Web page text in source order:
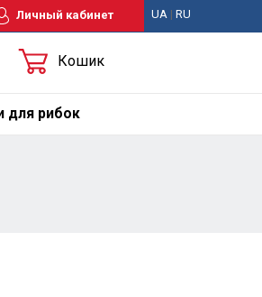
Личный кабинет UA| RU
Кошик
для рибок